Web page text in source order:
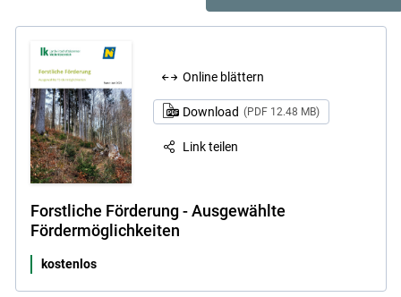
Online blättern
Download (PDF 12.48 MB)
Link teilen
Forstliche Förderung - Ausgewählte
Fördermöglichkeiten
kostenlos